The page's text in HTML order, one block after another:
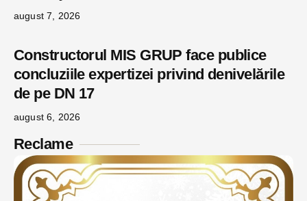
august 7, 2026
Constructorul MIS GRUP face publice
concluziile expertizei privind denivelările
de pe DN 17
august 6, 2026
Reclame